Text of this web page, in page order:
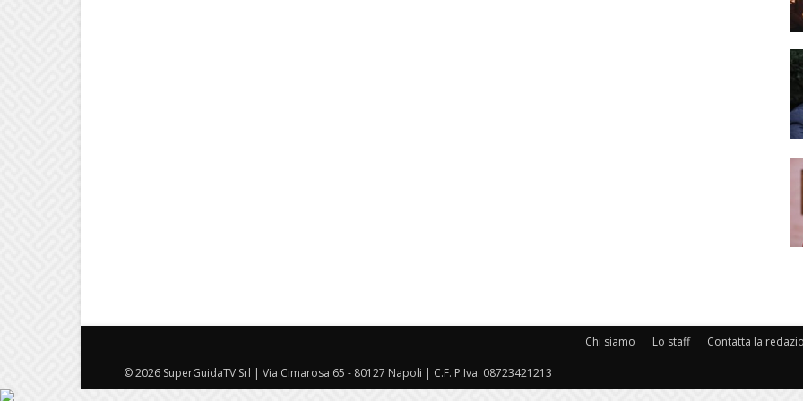
Chi siamo Lo staff Contatta la
© 2026 SuperGuidaTV Srl | Via Cimarosa 65 - 80127 Napoli | C.F. P.Iva: 08723421213